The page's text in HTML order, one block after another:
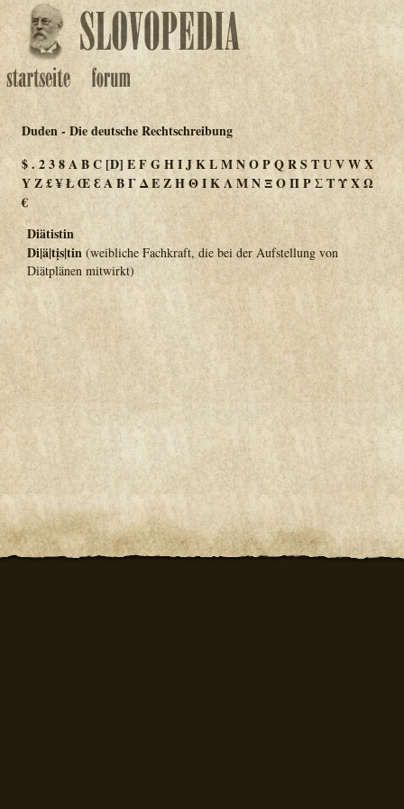
Duden - Die deutsche Rechtschreibung
$.238ABC [D] EFGHIJKLMNOPQRS TUVWX
YZ£¥ŁŒƐΑΒΓΔΕΖΗΘΙΚΛΜΝΞΟΠΡΣΤΥΧΩ
€
Diätistin
Di|ä|tịs|tin (weibliche Fachkraft, die bei der Aufstellung von
Diätplänen mitwirkt)